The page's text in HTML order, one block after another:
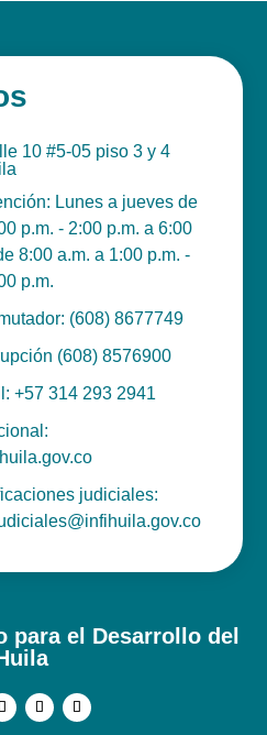
10 #5-05 piso 3 y 4
Lunes a jueves de
p.m. - 2:00 p.m. a 6:00
8:00 a.m. a 1:00 p.m. -
p.m.
(608) 8677749
(608) 8576900
+57 314 293 2941
judiciales:
para el Desarrollo del